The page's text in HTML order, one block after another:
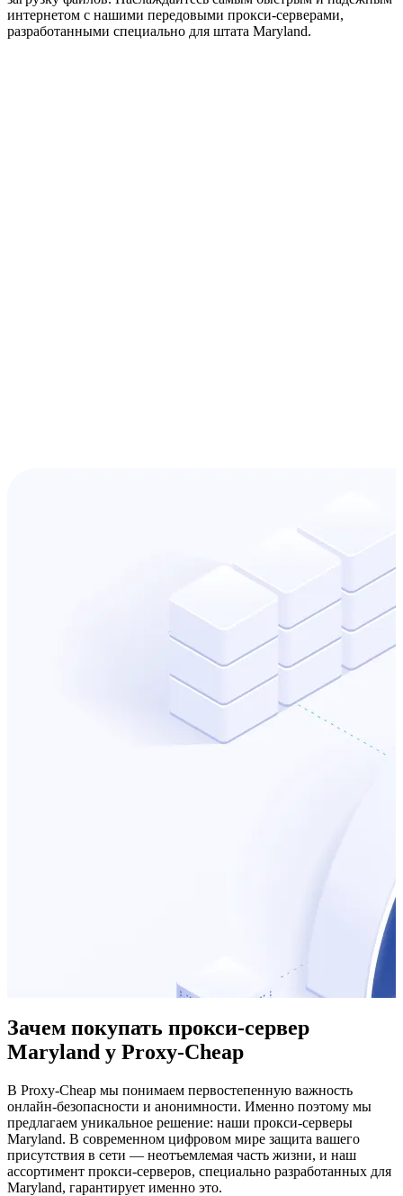
интернетом с нашими передовыми прокси-серверами,
разработанными специально для штата Maryland.
Зачем покупать прокси-сервер
Maryland у Proxy-Cheap
В Proxy-Cheap мы понимаем первостепенную важность
онлайн-безопасности и анонимности. Именно поэтому мы
предлагаем уникальное решение: наши прокси-серверы
Maryland. В современном цифровом мире защита вашего
присутствия в сети — неотъемлемая часть жизни, и наш
ассортимент прокси-серверов, специально разработанных для
Maryland, гарантирует именно это.